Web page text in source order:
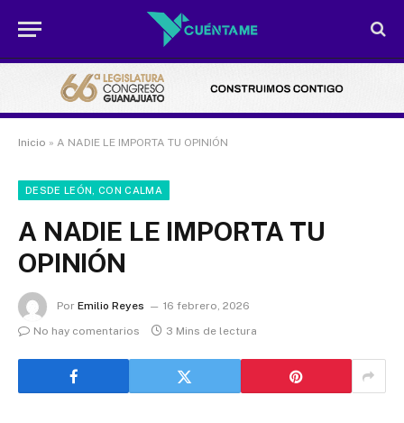
Inicio » A NADIE LE IMPORTA TU OPINIÓN
DESDE LEÓN, CON CALMA
A NADIE LE IMPORTA TU
OPINIÓN
Por Emilio Reyes
16 febrero, 2026
No hay comentarios
3 Mins de lectura